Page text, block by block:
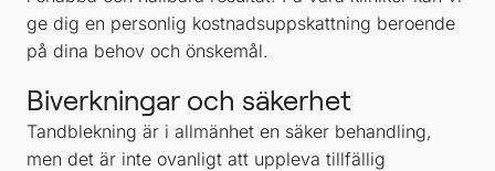
ge dig en personlig kostnadsuppskattning beroende
på dina behov och önskemål.
Biverkningar och säkerhet
Tandblekning är i allmänhet en säker behandling,
men det är inte ovanligt att uppleva tillfällig